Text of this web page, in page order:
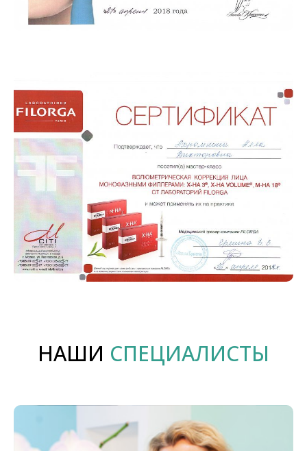
НАШИ СПЕЦИАЛИСТЫ